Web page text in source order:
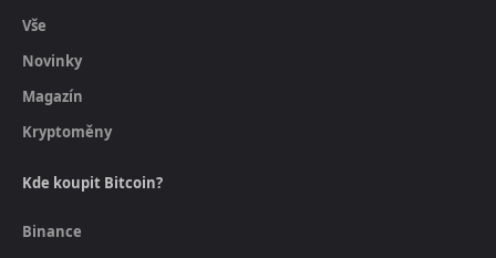
Vše
Novinky
Magazín
Kryptoměny
Kde koupit Bitcoin?
Binance